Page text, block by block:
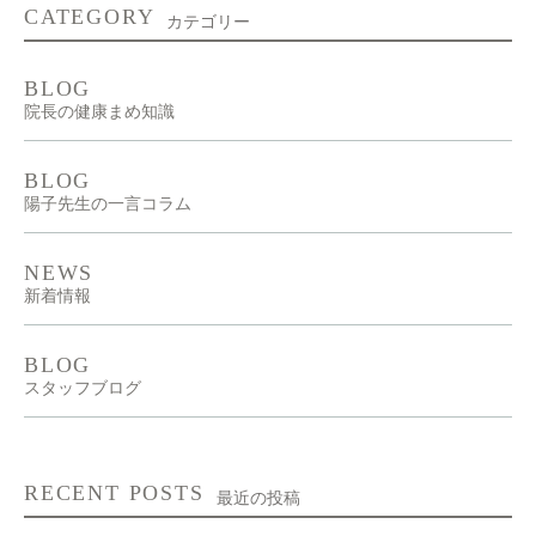
CATEGORY カテゴリー
BLOG
院長の健康まめ知識
BLOG
陽子先生の一言コラム
NEWS
新着情報
BLOG
スタッフブログ
RECENT POSTS 最近の投稿